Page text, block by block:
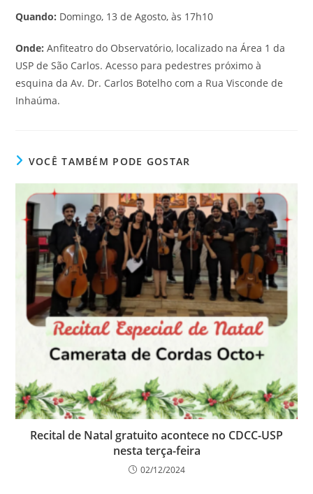
Quando: Domingo, 13 de Agosto, às 17h10
Onde: Anfiteatro do Observatório, localizado na Área 1 da
USP de São Carlos. Acesso para pedestres próximo à
esquina da Av. Dr. Carlos Botelho com a Rua Visconde de
Inhaúma.
VOCÊ TAMBÉM PODE GOSTAR
Recital de Natal gratuito acontece no CDCC-USP
nesta terça-feira
02/12/2024